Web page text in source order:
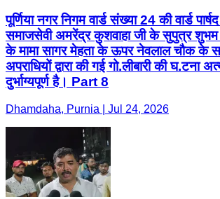
पूर्णिया नगर निगम वार्ड संख्या 24 की वार्ड
समाजसेवी अमरेंद्र कुशवाहा जी के सुपुत्र शुभम
के मामा सागर मेहता के ऊपर नेवलाल चौक के
अपराधियों द्वारा की गई गो.लीबारी की घ.टना
दुर्भाग्यपूर्ण है। Part 8
Dhamdaha, Purnia | Jul 24, 2026